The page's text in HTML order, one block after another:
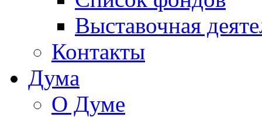
Выставочная
Контакты
Дума
О Думе